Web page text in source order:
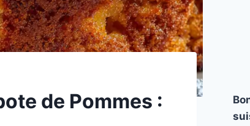
de Pommes :